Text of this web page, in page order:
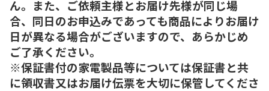
ん。また、ご依頼主様とお届け先様が同じ場
合、同日のお申込みであっても商品によりお届け
日が異なる場合がございますので、あらかじめ
ご了承ください。
※保証書付の家電製品等については保証書と共
に領収書又はお届け伝票を大切に保管してくださ